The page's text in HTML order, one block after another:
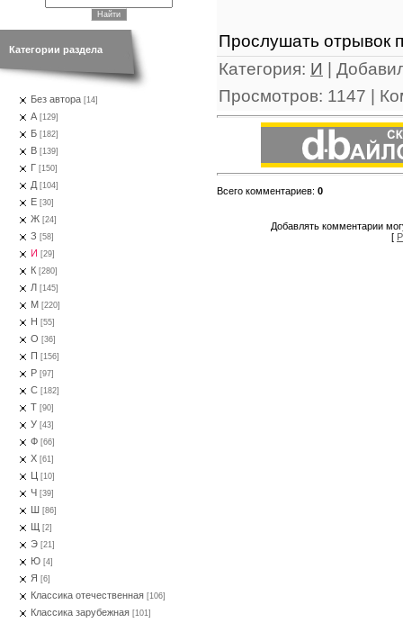
Категории раздела
Без автора [14]
А [129]
Б [182]
В [139]
Г [150]
Д [104]
Е [30]
Ж [24]
З [58]
И [29]
К [280]
Л [145]
М [220]
Н [55]
О [36]
П [156]
Р [97]
С [182]
Т [90]
У [43]
Ф [66]
Х [61]
Ц [10]
Ч [39]
Ш [86]
Щ [2]
Э [21]
Ю [4]
Я [6]
Классика отечественная [106]
Классика зарубежная [101]
Прослушать отрывок
Категория: И |
Просмотров: 1147 |
Всего комментариев: 0
Добавлять комментарии
[